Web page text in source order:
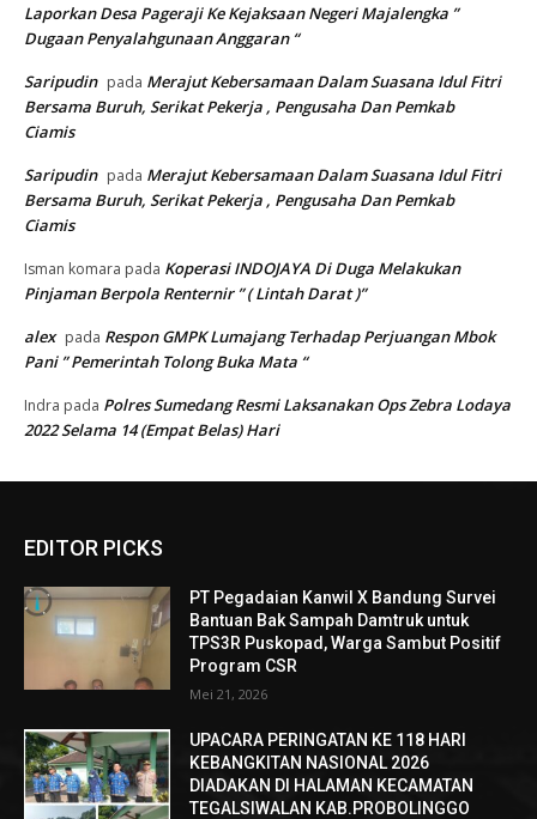
Laporkan Desa Pageraji Ke Kejaksaan Negeri Majalengka ”
Dugaan Penyalahgunaan Anggaran “
Saripudin pada Merajut Kebersamaan Dalam Suasana Idul Fitri
Bersama Buruh, Serikat Pekerja , Pengusaha Dan Pemkab
Ciamis
Saripudin pada Merajut Kebersamaan Dalam Suasana Idul Fitri
Bersama Buruh, Serikat Pekerja , Pengusaha Dan Pemkab
Ciamis
Isman komara pada Koperasi INDOJAYA Di Duga Melakukan
Pinjaman Berpola Renternir ” ( Lintah Darat )”
alex pada Respon GMPK Lumajang Terhadap Perjuangan Mbok
Pani ” Pemerintah Tolong Buka Mata “
Indra pada Polres Sumedang Resmi Laksanakan Ops Zebra Lodaya
2022 Selama 14 (Empat Belas) Hari
EDITOR PICKS
PT Pegadaian Kanwil X Bandung Survei
Bantuan Bak Sampah Damtruk untuk
TPS3R Puskopad, Warga Sambut Positif
Program CSR
Mei 21, 2026
UPACARA PERINGATAN KE 118 HARI
KEBANGKITAN NASIONAL 2026
DIADAKAN DI HALAMAN KECAMATAN
TEGALSIWALAN KAB.PROBOLINGGO